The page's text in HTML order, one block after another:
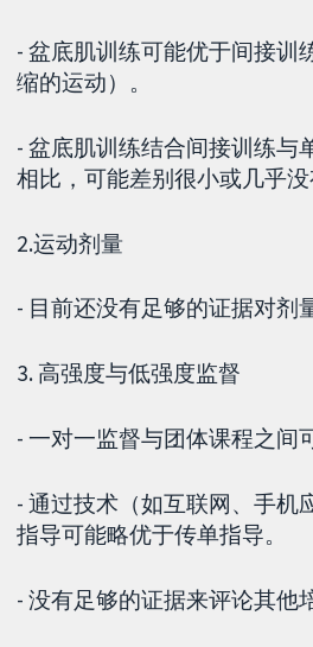
- 盆底肌训练可能优于间接训
缩的运动）。
- 盆底肌训练结合间接训练与
相比，可能差别很小或几乎没
2.运动剂量
- 目前还没有足够的证据对剂
3. 高强度与低强度监督
- 一对一监督与团体课程之间
- 通过技术（如互联网、手机
指导可能略优于传单指导。
- 没有足够的证据来评论其他